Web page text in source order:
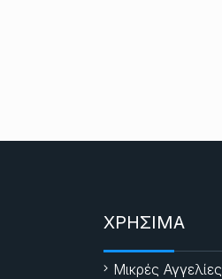
ΧΡΗΣΙΜΑ
Μικρές Αγγελίες